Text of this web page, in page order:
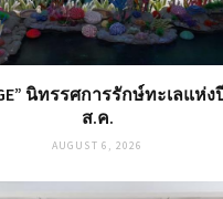
นิทรรศการรักษ์ทะเลแห่
ส.ค.
AUGUST 6, 2026